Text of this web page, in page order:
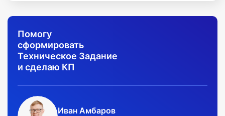
Помогу
сформировать
Техническое Задание
и сделаю КП
Иван Амбаров